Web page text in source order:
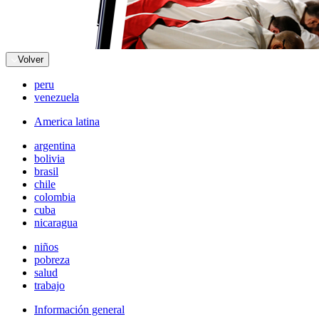
Volver
peru
venezuela
America latina
argentina
bolivia
brasil
chile
colombia
cuba
nicaragua
niños
pobreza
salud
trabajo
Información general